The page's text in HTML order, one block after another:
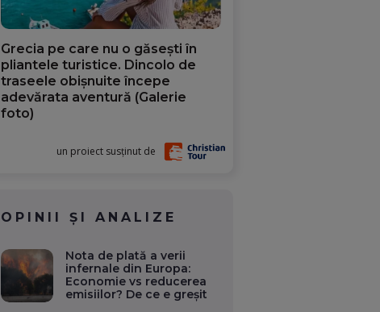
Grecia pe care nu o găsești în
pliantele turistice. Dincolo de
traseele obișnuite începe
adevărata aventură (Galerie
foto)
un proiect susținut de
OPINII ȘI ANALIZE
Nota de plată a verii
infernale din Europa:
Economie vs reducerea
emisiilor? De ce e greșit